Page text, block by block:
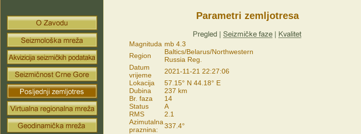
Parametri zemljotresa
Magnituda mb 4.3
Region
Baltics/Belarus/Northwestern
Russia Reg.
Datum
vrijeme
2021-11-21 22:27:06
Lokacija
57.15° N 44.18° E
Dubina
237 km
Br. faza
14
Status
A
RMS
2.1
Azimutalna
praznina:
337.4°